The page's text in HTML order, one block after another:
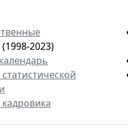
(1998-2023)